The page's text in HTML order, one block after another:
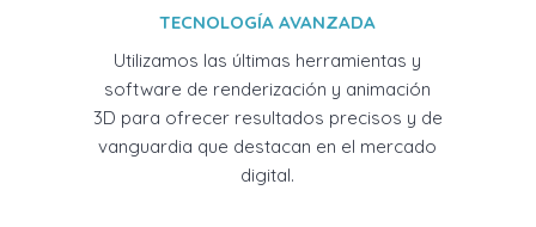
TECNOLOGÍA AVANZADA
Utilizamos las últimas herramientas y
software de renderización y animación
3D para ofrecer resultados precisos y de
vanguardia que destacan en el mercado
digital.